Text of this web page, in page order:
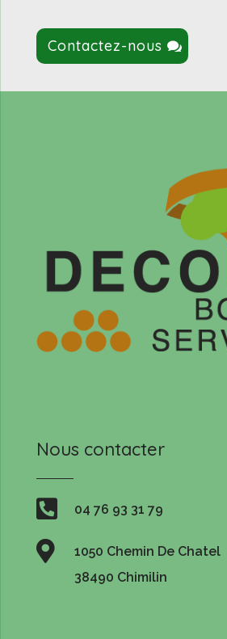
Contactez-nous
Nous contacter
 04 76 93 31 79

1050 Chemin De Chatel
38490 Chimilin